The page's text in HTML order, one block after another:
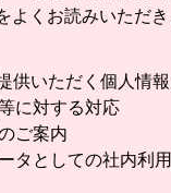
くお読みいただ
供いただく個人情
に対する対応
ご案内
タとしての社内利用